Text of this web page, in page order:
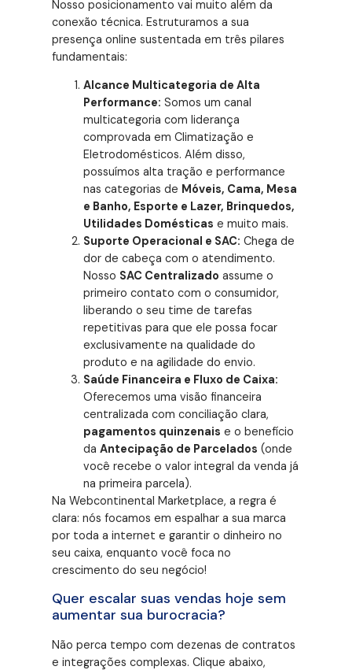
Nosso posicionamento vai muito além da
conexão técnica. Estruturamos a sua
presença online sustentada em três pilares
fundamentais:
Alcance Multicategoria de Alta
Performance: Somos um canal
multicategoria com liderança
comprovada em Climatização e
Eletrodomésticos. Além disso,
possuímos alta tração e performance
nas categorias de Móveis, Cama, Mesa
e Banho, Esporte e Lazer, Brinquedos,
Utilidades Domésticas e muito mais.
Suporte Operacional e SAC: Chega de
dor de cabeça com o atendimento.
Nosso SAC Centralizado assume o
primeiro contato com o consumidor,
liberando o seu time de tarefas
repetitivas para que ele possa focar
exclusivamente na qualidade do
produto e na agilidade do envio.
Saúde Financeira e Fluxo de Caixa:
Oferecemos uma visão financeira
centralizada com conciliação clara,
pagamentos quinzenais e o benefício
daAntecipação de Parcelados (onde
você recebe o valor integral da venda já
na primeira parcela).
Na Webcontinental Marketplace, a regra é
clara: nós focamos em espalhar a sua marca
por toda a internet e garantir o dinheiro no
seu caixa, enquanto você foca no
crescimento do seu negócio!
Quer escalar suas vendas hoje sem
aumentar sua burocracia?
Não perca tempo com dezenas de contratos
e integrações complexas. Clique abaixo,